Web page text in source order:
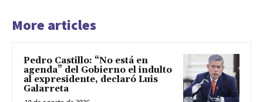
More articles
Pedro Castillo: “No está en
agenda” del Gobierno el indulto
al expresidente, declaró Luis
Galarreta